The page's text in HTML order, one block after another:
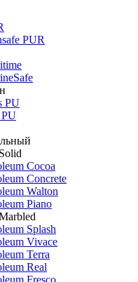
PUR
PU
Cocoa
Concrete
Walton
Piano
Splash
Vivace
Terra
Real
Fresco